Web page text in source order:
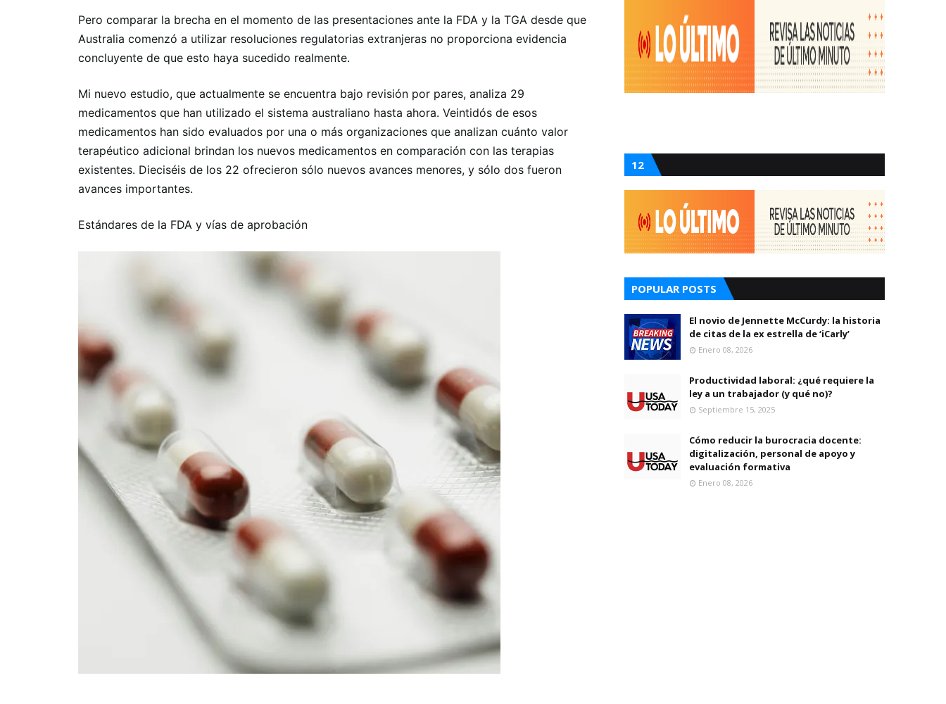
Pero comparar la brecha en el momento de las presentaciones ante la FDA y la TGA desde que
Australia comenzó a utilizar resoluciones regulatorias extranjeras no proporciona evidencia
concluyente de que esto haya sucedido realmente.
Mi nuevo estudio, que actualmente se encuentra bajo revisión por pares, analiza 29
medicamentos que han utilizado el sistema australiano hasta ahora. Veintidós de esos
medicamentos han sido evaluados por una o más organizaciones que analizan cuánto valor
terapéutico adicional brindan los nuevos medicamentos en comparación con las terapias
existentes. Dieciséis de los 22 ofrecieron sólo nuevos avances menores, y sólo dos fueron
avances importantes.
Estándares de la FDA y vías de aprobación
12
POPULAR POSTS
El novio de Jennette McCurdy: la historia
de citas de la ex estrella de ‘iCarly’
Enero 08, 2026
Productividad laboral: ¿qué requiere la
ley a un trabajador (y qué no)?
Septiembre 15, 2025
Cómo reducir la burocracia docente:
digitalización, personal de apoyo y
evaluación formativa
Enero 08, 2026